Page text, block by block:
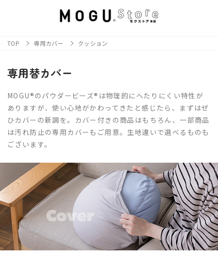
TOP 専用カバー クッション
専用替カバー
MOGU®のパウダービーズ®は物理的にへたりにくい特性が
ありますが、使い心地がかわってきたと感じたら、まずはぜ
ひカバーの新調を。カバー付きの商品はもちろん、一部商品
は汚れ防止の専用カバーもご用意。生地違いで選べるものも
ございます。